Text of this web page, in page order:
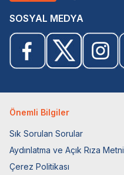
SOSYAL MEDYA
Önemli Bilgiler
Sık Sorulan Sorular
Aydınlatma ve Açık Rıza Metni
Çerez Politikası